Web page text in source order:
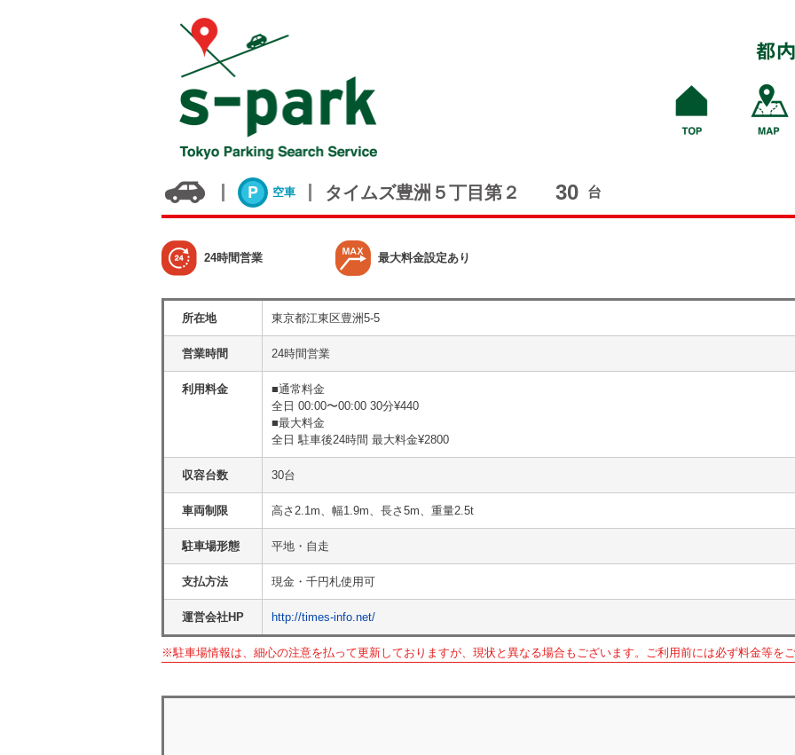
空車 タイムズ豊洲５丁目第２ 30 台
24時間営業 最大料金設定あり
所在地 東京都江東区豊洲5-5
営業時間 24時間営業
利用料金
■通常料金
全日 00:00〜00:00 30分¥440
■最大料金
全日 駐車後24時間 最大料金¥2800
収容台数 30台
車両制限 高さ2.1m、幅1.9m、長さ5m、重量2.5t
駐車場形態 平地・自走
支払方法 現金・千円札使用可
運営会社HP http://times-info.net/
※駐車場情報は、細心の注意を払って更新しておりますが、現状と異なる場合もございます。ご利用前には必ず料金等をご